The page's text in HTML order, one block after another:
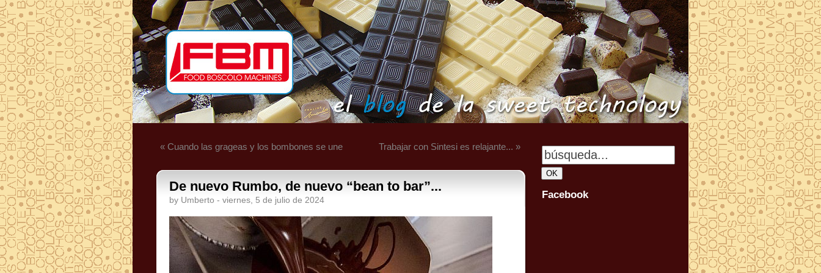
« Cuando las grageas y los bombones se une Trabajar con Sintesi es relajante... »
De nuevo Rumbo, de nuevo “bean to bar”...
by Umberto - viernes, 5 de julio de 2024 Facebook